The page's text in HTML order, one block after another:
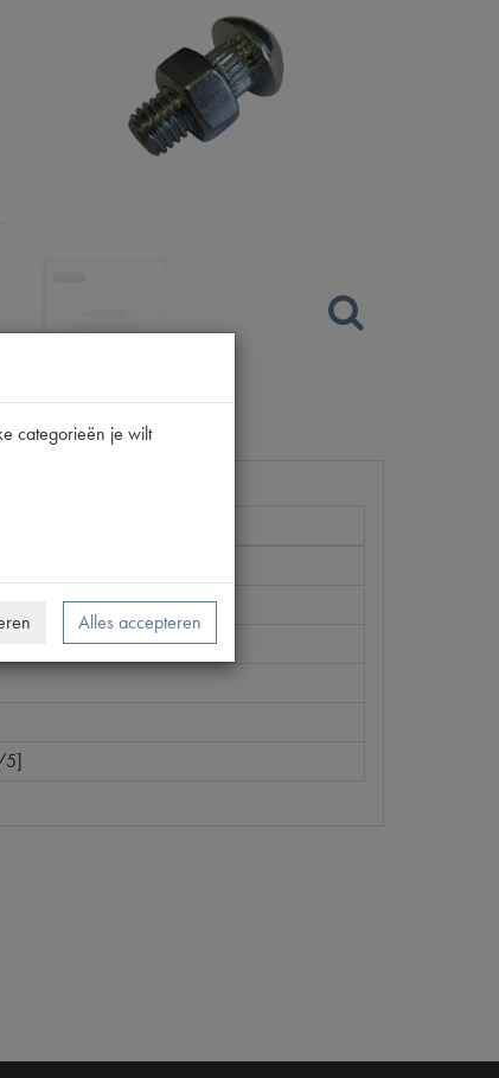
5]
categorieën je wilt
Alles accepteren